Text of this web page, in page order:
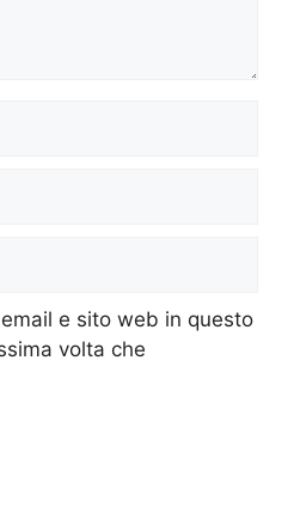
e sito web in questo
volta che